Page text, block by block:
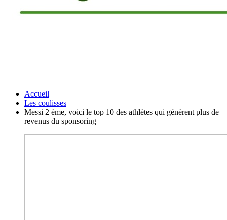
Accueil
Les coulisses
Messi 2 ème, voici le top 10 des athlètes qui génèrent plus de
revenus du sponsoring